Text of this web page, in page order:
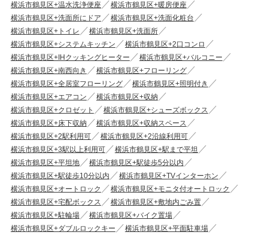
横浜市鶴見区+温水洗浄便座
横浜市鶴見区+暖房便座
横浜市鶴見区+洗面所にドア
横浜市鶴見区+洗面化粧台
横浜市鶴見区+トイレ
横浜市鶴見区+洗面所
横浜市鶴見区+システムキッチン
横浜市鶴見区+2口コンロ
横浜市鶴見区+IHクッキングヒーター
横浜市鶴見区+バルコニー
横浜市鶴見区+南西向き
横浜市鶴見区+フローリング
横浜市鶴見区+全居室フローリング
横浜市鶴見区+照明付き
横浜市鶴見区+エアコン
横浜市鶴見区+収納
横浜市鶴見区+クロゼット
横浜市鶴見区+シューズボックス
横浜市鶴見区+床下収納
横浜市鶴見区+収納スペース
横浜市鶴見区+2駅利用可
横浜市鶴見区+2沿線利用可
横浜市鶴見区+3駅以上利用可
横浜市鶴見区+駅まで平坦
横浜市鶴見区+平坦地
横浜市鶴見区+駅徒歩5分以内
横浜市鶴見区+駅徒歩10分以内
横浜市鶴見区+TVインターホン
横浜市鶴見区+オートロック
横浜市鶴見区+モニタ付オートロック
横浜市鶴見区+宅配ボックス
横浜市鶴見区+敷地内ごみ置
横浜市鶴見区+駐輪場
横浜市鶴見区+バイク置場
横浜市鶴見区+ダブルロックキー
横浜市鶴見区+平面駐車場